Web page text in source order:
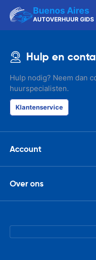
Buenos Aires
AUTOVERHUUR GIDS
Hulp en
Hulp nodig? Neem dan
huurspecialisten.
Klantenservice
Account
Over ons